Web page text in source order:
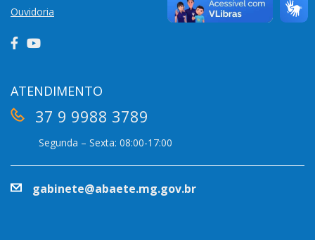
Ouvidoria
ATENDIMENTO
37 9 9988 3789
Segunda – Sexta: 08:00-17:00
gabinete@abaete.mg.gov.br